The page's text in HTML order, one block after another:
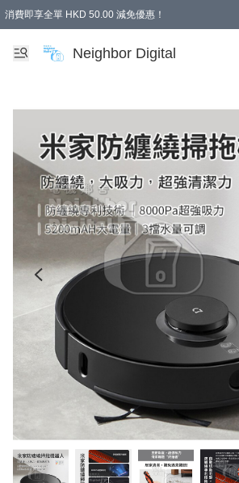
消費即享全單 HKD 50.00 減免優惠！
Neighbor Digital